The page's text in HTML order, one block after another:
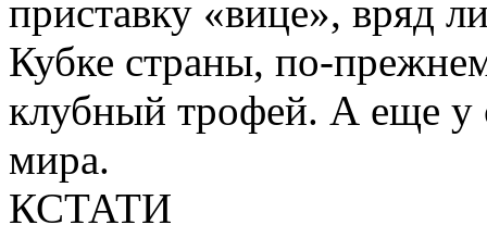
приставку «вице», вряд
Кубке страны, по-
клубный трофей. А еще у
мира.
КСТАТИ